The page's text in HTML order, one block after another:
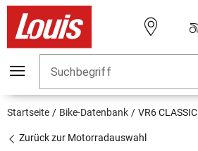
Suchbegriff
Startseite Bike-Datenbank VR6 CLASSIC
Zurück zur Motorradauswahl